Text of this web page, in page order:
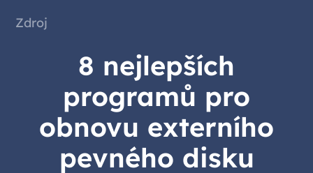
Zdroj
8 nejlepších
programů pro
obnovu externího
pevného disku